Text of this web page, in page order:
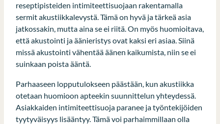
reseptipisteiden intimiteettisuojaan rakentamalla
sermit akustiikkalevystä. Tämä on hyvä ja tärkeä asia
jatkossakin, mutta aina se ei riitä. On myös huomioitava,
että akustointi ja äänieristys ovat kaksi eri asiaa. Siinä
missä akustointi vähentää äänen kaikumista, niin se ei
suinkaan poista ääntä.
Parhaaseen lopputulokseen päästään, kun akustiikka
otetaan huomioon apteekin suunnittelun yhteydessä.
Asiakkaiden intimiteettisuoja paranee ja työntekijöiden
tyytyväisyys lisääntyy. Tämä voi parhaimmillaan olla